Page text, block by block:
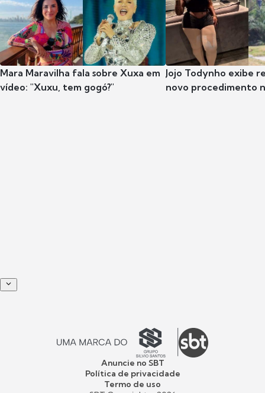
Mara Maravilha fala sobre Xuxa em
vídeo: "Xuxu, tem gogó?"
Jojo Todynho exibe
novo procedimento
Anuncie no SBT
Política de privacidade
Termo de uso